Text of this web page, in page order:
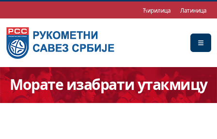
Ћирилица Латиница
Морате изабрати утакмицу